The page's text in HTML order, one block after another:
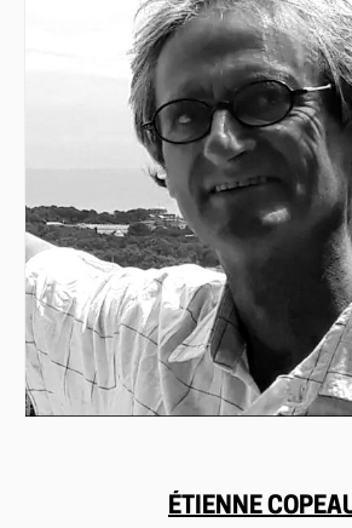
ÉTIENNE